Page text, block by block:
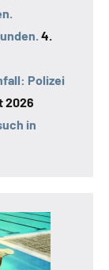
4.
Polizei
2026
in